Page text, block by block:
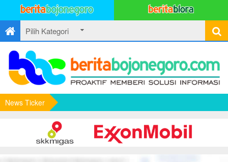
News Ticker